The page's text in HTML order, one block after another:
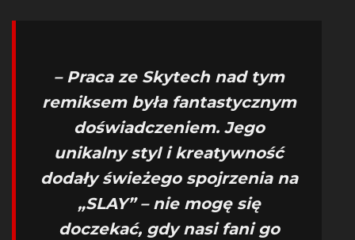
– Praca ze Skytech nad tym
remiksem była fantastycznym
doświadczeniem. Jego
unikalny styl i kreatywność
dodały świeżego spojrzenia na
„SLAY” – nie mogę się
doczekać, gdy nasi fani go